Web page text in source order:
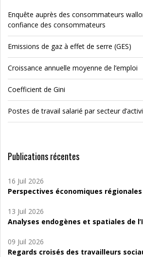
Enquête auprès des consommateurs
confiance des consommateurs
Emissions de gaz à effet de serre (GES)
Croissance annuelle moyenne de l’emploi
Coefficient de Gini
Postes de travail salarié par secteur
Publications récentes
16 Juil 2026
Perspectives économiques régionales
13 Juil 2026
Analyses endogènes et spatiales de
09 Juil 2026
Regards croisés des travailleurs